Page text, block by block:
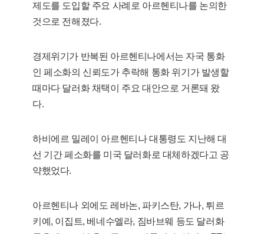
제도를 도입할 주요 사례로 아르헨티나를 논의한
것으로 전해졌다.
경제위기가 반복된 아르헨티나에서는 자국 통화
인 페소화의 신뢰도가 추락해 통화 위기가 발생할
때마다 달러화 채택이 주요 대안으로 거론돼 왔
다.
하비에르 밀레이 아르헨티나 대통령도 지난해 대
선 기간 페소화를 미국 달러화로 대체하겠다고 공
약했었다.
아르헨티나 외에도 레바논, 파키스탄, 가나, 튀르
키예, 이집트, 베네수엘라, 짐바브웨 등도 달러화